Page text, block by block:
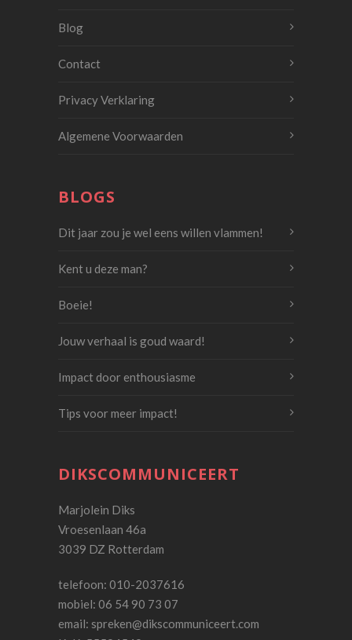
Blog
Contact
Privacy Verklaring
Algemene Voorwaarden
BLOGS
Dit jaar zou je wel eens willen vlammen!
Kent u deze man?
Boeie!
Jouw verhaal is goud waard!
Impact door enthousiasme
Tips voor meer impact!
DIKSCOMMUNICEERT
Marjolein Diks
Vroesenlaan 46a
3039 DZ Rotterdam
telefoon: 010-2037616
mobiel: 06 54 90 73 07
email: spreken@dikscommuniceert.com